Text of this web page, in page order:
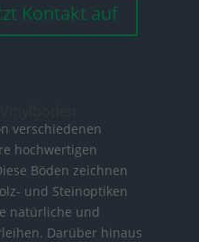
Kontakt auf
verschiedenen
hochwertigen
Böden zeichnen
und Steinoptiken
natürliche und
Darüber hinaus